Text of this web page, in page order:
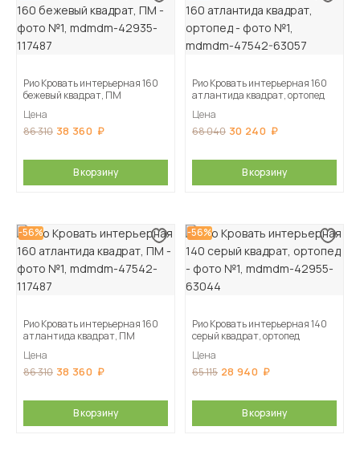
Рио Кровать интерьерная 160
бежевый квадрат, ПМ
Цена
86 310 38 360
В корзину
Рио Кровать интерьерная 160
атлантида квадрат, ортопед
Цена
68 040 30 240
В корзину
-56%
Рио Кровать интерьерная 160
атлантида квадрат, ПМ
Цена
86 310 38 360
В корзину
-56%
Рио Кровать интерьерная 140
серый квадрат, ортопед
Цена
65 115 28 940
В корзину